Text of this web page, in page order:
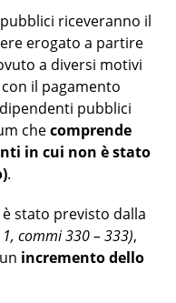
riceveranno il
erogato a partire
a diversi motivi
il pagamento
pubblici
checomprende
in cui non è stato
.
stato previsto dalla
commi 330 – 333),
incremento dello